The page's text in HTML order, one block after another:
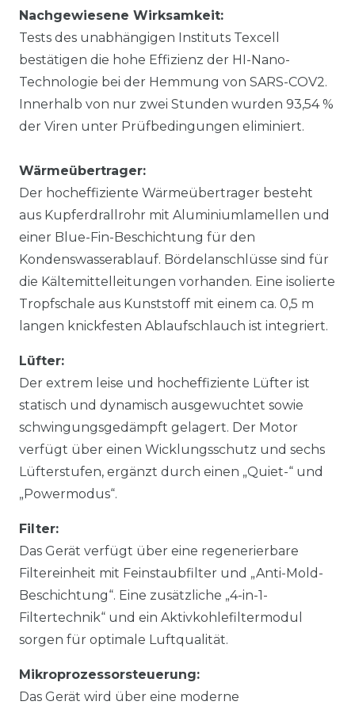
Nachgewiesene Wirksamkeit:
Tests des unabhängigen Instituts Texcell
bestätigen die hohe Effizienz der HI-Nano-
Technologie bei der Hemmung von SARS-COV2.
Innerhalb von nur zwei Stunden wurden 93,54 %
der Viren unter Prüfbedingungen eliminiert.
Wärmeübertrager:
Der hocheffiziente Wärmeübertrager besteht
aus Kupferdrallrohr mit Aluminiumlamellen und
einer Blue-Fin-Beschichtung für den
Kondenswasserablauf. Bördelanschlüsse sind für
die Kältemittelleitungen vorhanden. Eine isolierte
Tropfschale aus Kunststoff mit einem ca. 0,5 m
langen knickfesten Ablaufschlauch ist integriert.
Lüfter:
Der extrem leise und hocheffiziente Lüfter ist
statisch und dynamisch ausgewuchtet sowie
schwingungsgedämpft gelagert. Der Motor
verfügt über einen Wicklungsschutz und sechs
Lüfterstufen, ergänzt durch einen „Quiet-“ und
„Powermodus“.
Filter:
Das Gerät verfügt über eine regenerierbare
Filtereinheit mit Feinstaubfilter und „Anti-Mold-
Beschichtung“. Eine zusätzliche „4-in-1-
Filtertechnik“ und ein Aktivkohlefiltermodul
sorgen für optimale Luftqualität.
Mikroprozessorsteuerung:
Das Gerät wird über eine moderne